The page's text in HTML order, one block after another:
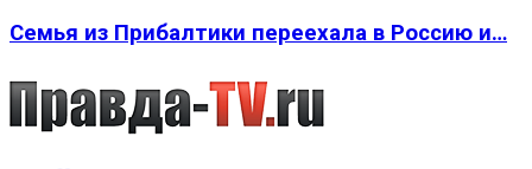
Семья из Прибалтики переехала в Россию и…